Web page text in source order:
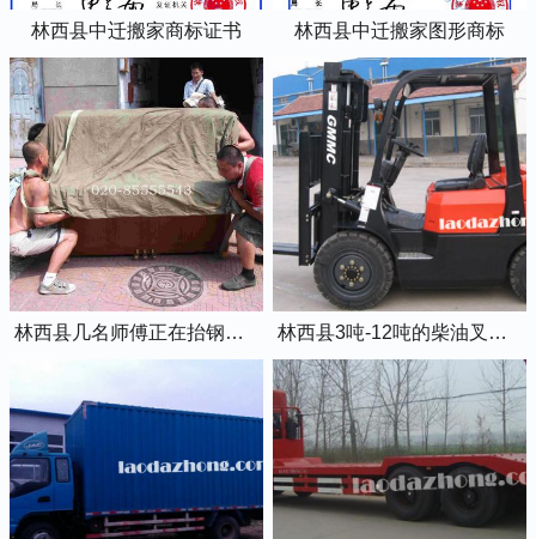
林西县中迁搬家商标证书 林西县中迁搬家图形商标
林西县几名师傅正在抬钢琴上楼 林西县3吨-12吨的柴油叉车出租